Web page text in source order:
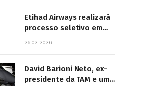
Etihad Airways realizará
processo seletivo em
26.02.2026
David Barioni Neto, ex-
presidente da TAM e um